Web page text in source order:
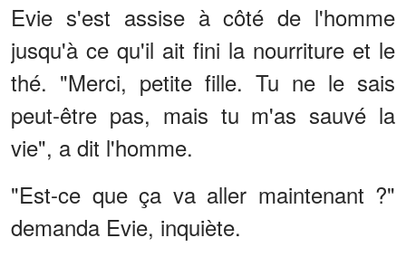
Evie s'est assise à côté de l'homme
jusqu'à ce qu'il ait fini la nourriture et le
thé. "Merci, petite fille. Tu ne le sais
peut-être pas, mais tu m'as sauvé la
vie", a dit l'homme.
"Est-ce que ça va aller maintenant ?"
demanda Evie, inquiète.